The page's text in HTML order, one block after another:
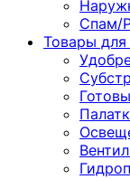
Спам/
Товары для